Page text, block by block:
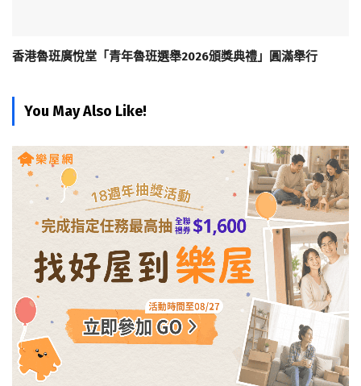
香港魯班廣悅堂「青年魯班選舉2026頒獎典禮」圓滿舉行
You May Also Like!